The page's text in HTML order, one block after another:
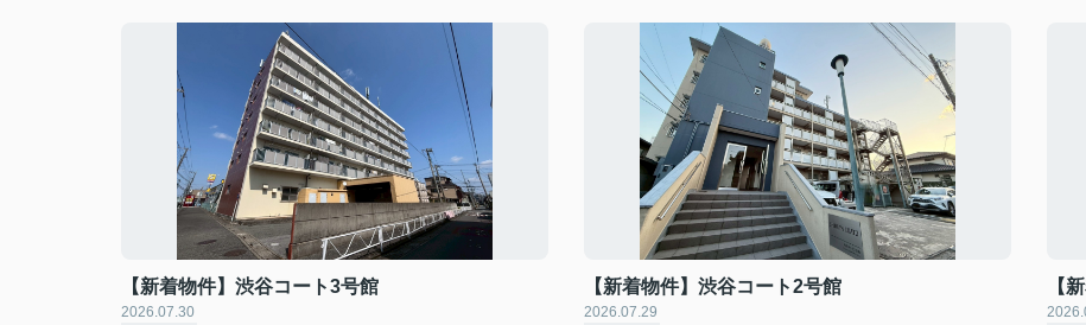
【新着物件】渋谷コート3号館
2026.07.30
【新着物件】渋谷コート2号館
2026.07.29
【